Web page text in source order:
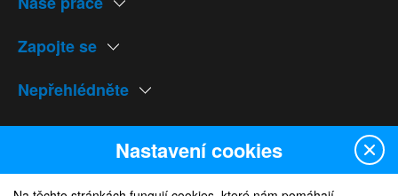
Zapojte se
Nepřehlédněte
Naše weby
Nastavení cookies